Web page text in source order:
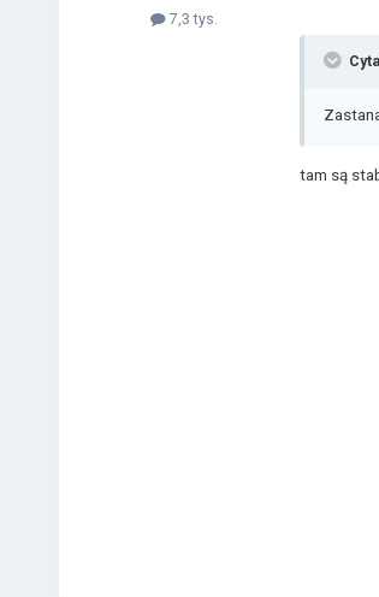
7,3 tys.
tam są